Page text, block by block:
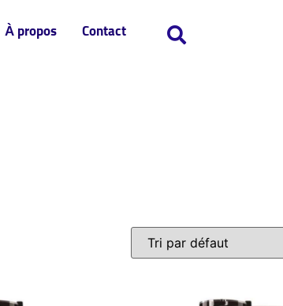
À propos Contact